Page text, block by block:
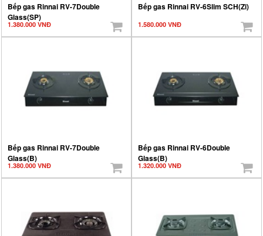
Bếp gas Rinnai RV-7Double
Glass(SP)
1.380.000 VNĐ
Bếp gas Rinnai RV-6Slim SCH(Zi)
1.580.000 VNĐ
Bếp gas Rinnai RV-7Double
Glass(B)
1.380.000 VNĐ
Bếp gas Rinnai RV-6Double
Glass(B)
1.320.000 VNĐ